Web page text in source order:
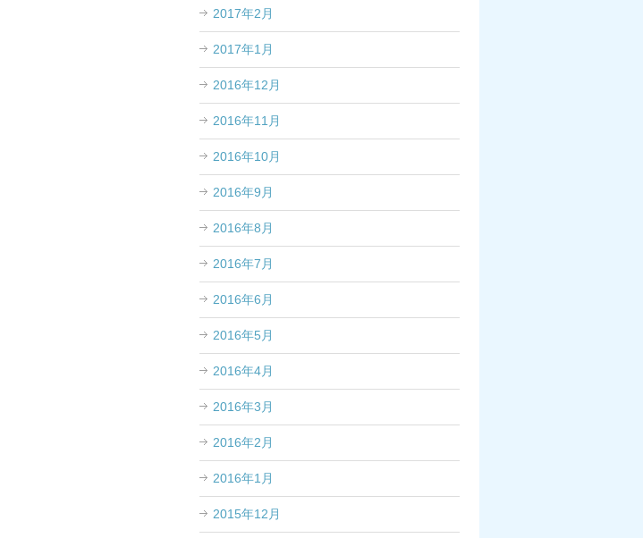
2017年2月
2017年1月
2016年12月
2016年11月
2016年10月
2016年9月
2016年8月
2016年7月
2016年6月
2016年5月
2016年4月
2016年3月
2016年2月
2016年1月
2015年12月